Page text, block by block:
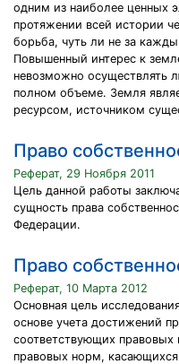
одним из наиболее ценных
протяжении всей истории
борьба, чуть ли не за
Повышенный интерес к
невозможно осуществлять
полном объеме. Земля
ресурсом, источником
Право
Реферат, 29 Ноября 2011
Цель данной работы
сущность права
Федерации.
Право
Реферат, 10 Марта 2012
Основная цель
основе учета достижений
соответствующих правовых
правовых норм,